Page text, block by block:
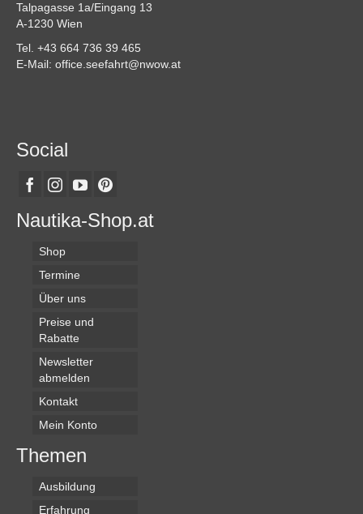
Talpagasse 1a/Eingang 13
A-1230 Wien
Tel. +43 664 736 39 465
E-Mail: office.seefahrt@nwow.at
Social
Nautika-Shop.at
Shop
Termine
Über uns
Preise und
Rabatte
Newsletter
abmelden
Kontakt
Mein Konto
Themen
Ausbildung
Erfahrung